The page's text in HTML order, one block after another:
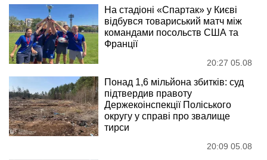
На стадіоні «Спартак» у Києві
відбувся товариський матч між
командами посольств США та
Франції
20:27 05.08
Понад 1,6 мільйона збитків: суд
підтвердив правоту
Держекоінспекції Поліського
округу у справі про звалище
тирси
20:09 05.08